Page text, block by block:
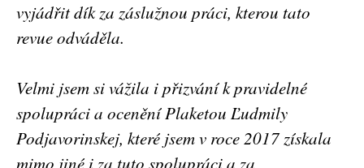
vyjádřit dík za záslužnou práci, kterou tato
revue odváděla.
Velmi jsem si vážila i přizvání k pravidelné
spolupráci a ocenění Plaketou Ľudmily
Podjavorinskej, které jsem v roce 2017 získala
mimo jiné i za tuto spolupráci a za